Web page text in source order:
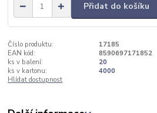
Přidat do košíku
Číslo produktu:
17185
EAN kód:
8590697171852
ks v balení:
20
ks v kartonu:
4000
Hlídat dostupnost